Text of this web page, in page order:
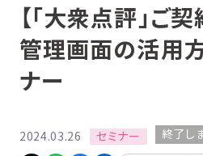
【「大衆点評」ご
管理画面の活用
ナー
2024.03.26 セミナー 終了し